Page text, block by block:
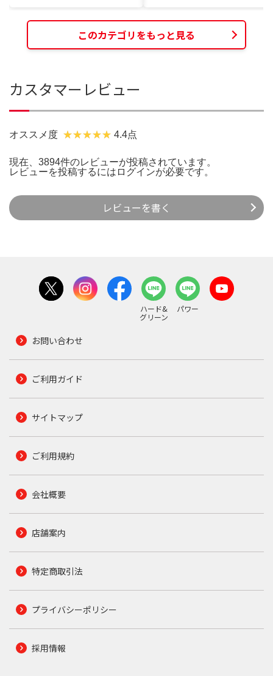
このカテゴリをもっと見る
カスタマーレビュー
オススメ度 4.4点
現在、3894件のレビューが投稿されています。
レビューを投稿するには ログインが必要です。
レビューを書く
ハード&
グリーン
パワー
お問い合わせ
ご利用ガイド
サイトマップ
ご利用規約
会社概要
店舗案内
特定商取引法
プライバシーポリシー
採用情報